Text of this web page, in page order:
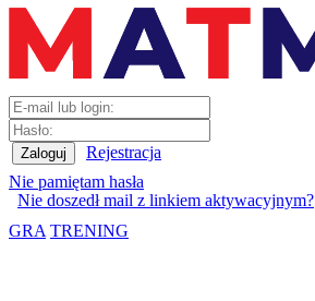
Rejestracja
Nie pamiętam hasła
Nie doszedł mail z linkiem aktywacyjnym?
GRA TRENING